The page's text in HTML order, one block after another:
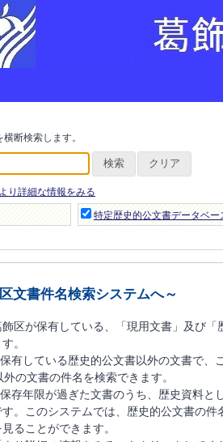
断検索します。
検索 クリア
より詳細な情報をみる
特定歴史的公文書データベー
文書件名検索システムへ～
区が保有している、「現用文書」及び「
。
有している歴史的公文書以外の文書で、
の文書の件名を検索できます。
存年限が過ぎた文書のうち、歴史資料と
。このシステムでは、歴史的公文書の件
ることができます。